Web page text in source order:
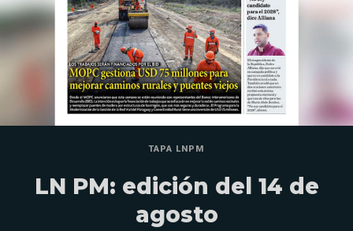
TAPA LNPM
LN PM: edición del 14 de
agosto